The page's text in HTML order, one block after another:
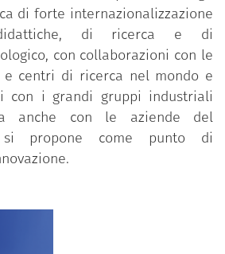
di forte internazionalizzazione
di ricerca e di
con collaborazioni con le
centri di ricerca nel mondo e
con i grandi gruppi industriali
anche con le aziende del
propone come punto di